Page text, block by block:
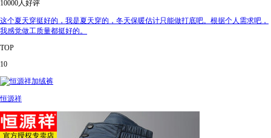
10000人好评
这个夏天穿挺好的，我是夏天穿的，冬天保暖估计只能做打底吧。根据个人需求吧，
我感觉做工质量都挺好的。
TOP
10
恒源祥